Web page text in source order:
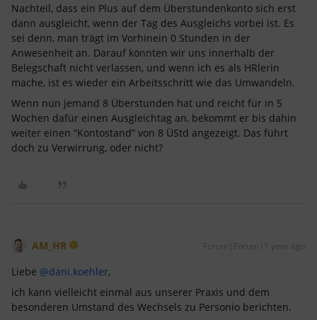
Nachteil, dass ein Plus auf dem Überstundenkonto sich erst
dann ausgleicht, wenn der Tag des Ausgleichs vorbei ist. Es
sei denn, man trägt im Vorhinein 0 Stunden in der
Anwesenheit an. Darauf könnten wir uns innerhalb der
Belegschaft nicht verlassen, und wenn ich es als HRlerin
mache, ist es wieder ein Arbeitsschritt wie das Umwandeln.
Wenn nun jemand 8 Überstunden hat und reicht für in 5
Wochen dafür einen Ausgleichtag an, bekommt er bis dahin
weiter einen “Kontostand” von 8 ÜStd angezeigt. Das führt
doch zu Verwirrung, oder nicht?
AM_HR Forum|Forum|1 year ago
Liebe ​ @dani.koehler,
ich kann vielleicht einmal aus unserer Praxis und dem
besonderen Umstand des Wechsels zu Personio berichten.